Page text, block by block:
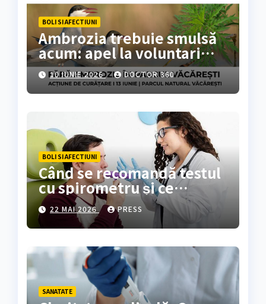
BOLI SI AFECTIUNI
Ambrozia trebuie smulsă
acum: apel la voluntari
pentru acțiune de curățare
în Parcul Natural
Văcărești
10 IUNIE 2026 DOCTOR 360
BOLI SI AFECTIUNI
Când se recomandă testul
cu spirometru și ce
rezultate oferă?
22 MAI 2026 PRESS
SANATATE